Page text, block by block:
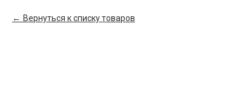
Вернуться к списку товаров